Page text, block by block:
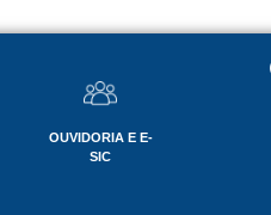
OUVIDORIA E E-
SIC